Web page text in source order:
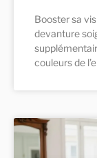
Booster sa
devanture
couleurs de